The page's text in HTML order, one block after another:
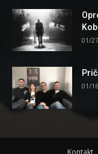
01/
01/
Kontakt